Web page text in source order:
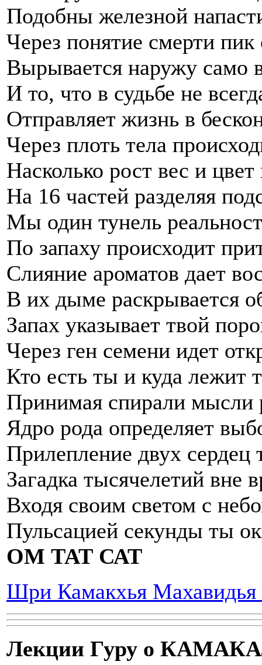
Подобны железной
Через понятие смерти пик
Вырывается наружу само
И то, что в судьбе не
Отправляет жизнь в
Через плоть тела
Насколько рост вес и
На 16 частей разделяя
Мы один тунель
По запаху происходит
Слияние ароматов дает
В их дыме раскрывается
Запах указывает твой
Через ген семени идет
Кто есть ты и куда лежит
Принимая спирали мысли
Ядро рода определяет
Прилепление двух сердец
Загадка тысячелетий вне
Входя своим светом с
Пульсацией секунды ты
ОМ ТАТ САТ
Шри Камакхья Махавидья
Лекции Гуру о